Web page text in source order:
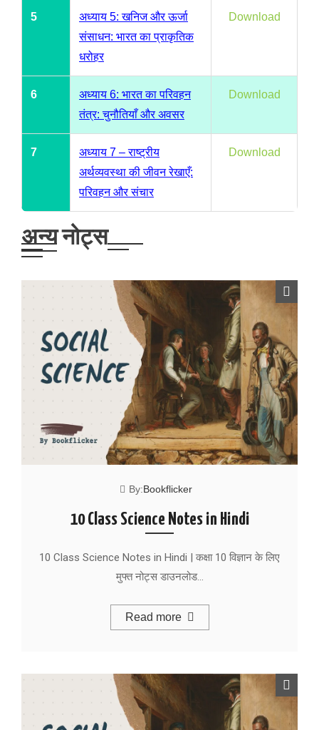
5
अध्याय 5: खनिज और ऊर्जा
संसाधन: भारत का प्राकृतिक
धरोहर
Download
6
अध्याय 6: भारत का परिवहन
तंत्र: चुनौतियाँ और अवसर
Download
7
अध्याय 7 – राष्ट्रीय
अर्थव्यवस्था की जीवन रेखाएँ:
परिवहन और संचार
Download
अन्य नोट्स
By:Bookflicker
10 Class Science Notes in Hindi
10 Class Science Notes in Hindi | कक्षा 10 विज्ञान के लिए
मुफ्त नोट्स डाउनलोड…
Read more